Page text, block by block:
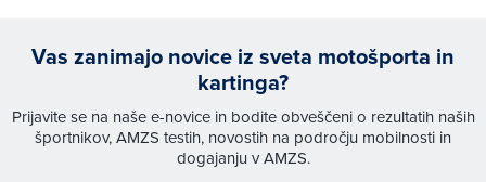
Vas zanimajo novice iz sveta motošporta in
kartinga?
Prijavite se na naše e-novice in bodite obveščeni o rezultatih naših
športnikov, AMZS testih, novostih na področju mobilnosti in
dogajanju v AMZS.